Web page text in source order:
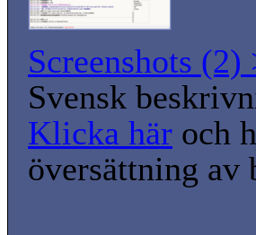
Screenshots (2)
Svensk
Klicka här och
översättning av